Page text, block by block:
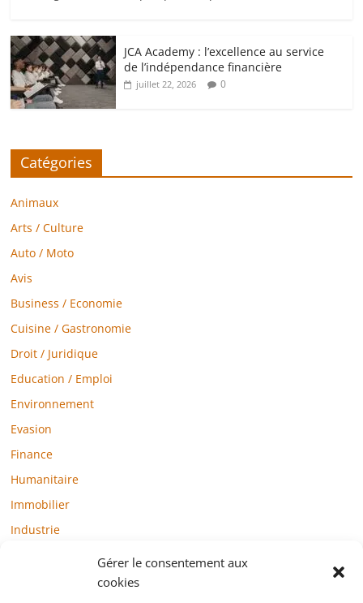
Gérer le consentement aux
cookies
JCA Academy : l’excellence au service
de l’indépendance financière
juillet 22, 2026 0
Catégories
Animaux
Arts / Culture
Auto / Moto
Avis
Business / Economie
Cuisine / Gastronomie
Droit / Juridique
Education / Emploi
Environnement
Evasion
Finance
Humanitaire
Immobilier
Industrie